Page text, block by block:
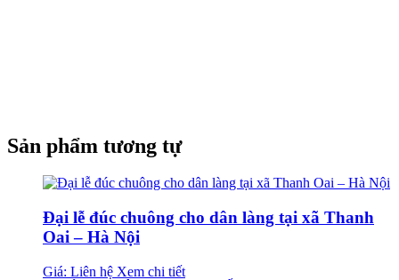
Sản phẩm tương tự
Đại lễ đúc chuông cho dân làng tại xã Thanh
Oai – Hà Nội
Giá: Liên hệ Xem chi tiết